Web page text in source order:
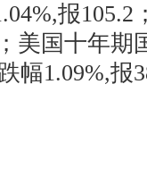
报105.2
美国十年期
幅1.09%,报